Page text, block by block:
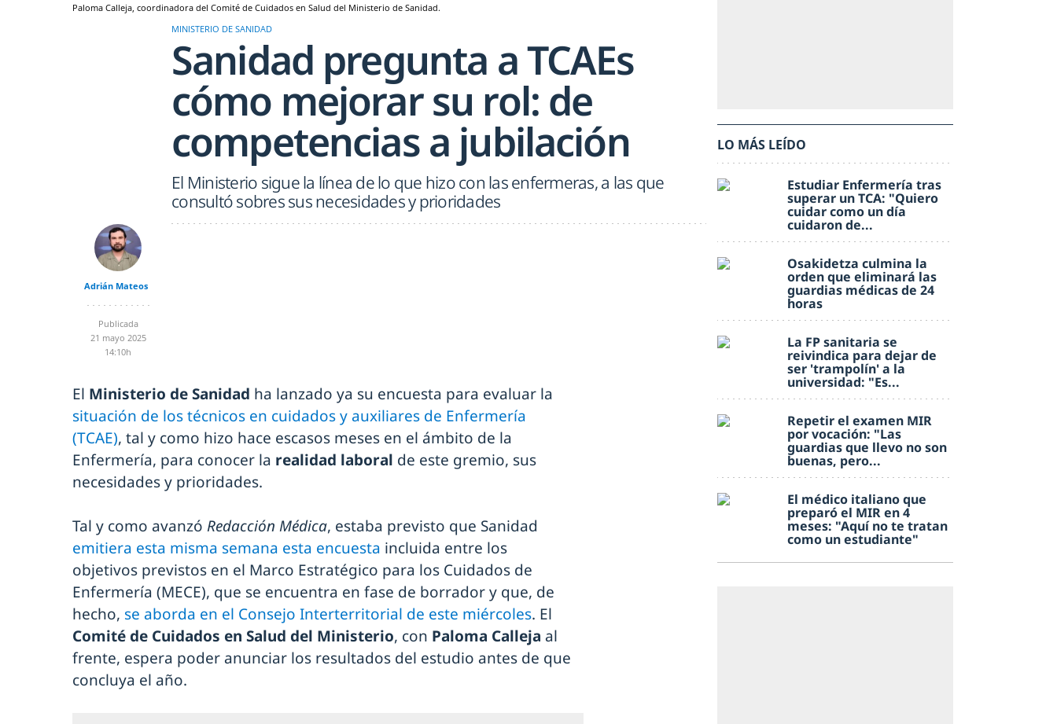
Paloma Calleja, coordinadora del Comité de Cuidados en Salud del Ministerio de Sanidad.
MINISTERIO DE SANIDAD
Sanidad pregunta a TCAEs
cómo mejorar su rol: de
competencias a jubilación
El Ministerio sigue la línea de lo que hizo con las enfermeras, a las que
consultó sobres sus necesidades y prioridades
Adrián Mateos
Publicada
21 mayo 2025
14:10h
El Ministerio de Sanidad ha lanzado ya su encuesta para evaluar la
situación de los técnicos en cuidados y auxiliares de Enfermería
(TCAE), tal y como hizo hace escasos meses en el ámbito de la
Enfermería, para conocer la realidad laboral de este gremio, sus
necesidades y prioridades.
Tal y como avanzó Redacción Médica, estaba previsto que Sanidad
emitiera esta misma semana esta encuesta incluida entre los
objetivos previstos en el Marco Estratégico para los Cuidados de
Enfermería (MECE), que se encuentra en fase de borrador y que, de
hecho, se aborda en el Consejo Interterritorial de este miércoles. El
Comité de Cuidados en Salud del Ministerio, con Paloma Calleja al
frente, espera poder anunciar los resultados del estudio antes de que
concluya el año.
LO MÁS LEÍDO
Estudiar Enfermería tras
superar un TCA: "Quiero
cuidar como un día
cuidaron de...
Osakidetza culmina la
orden que eliminará las
guardias médicas de 24
horas
La FP sanitaria se
reivindica para dejar de
ser 'trampolín' a la
universidad: "Es...
Repetir el examen MIR
por vocación: "Las
guardias que llevo no son
buenas, pero...
El médico italiano que
preparó el MIR en 4
meses: "Aquí no te tratan
como un estudiante"